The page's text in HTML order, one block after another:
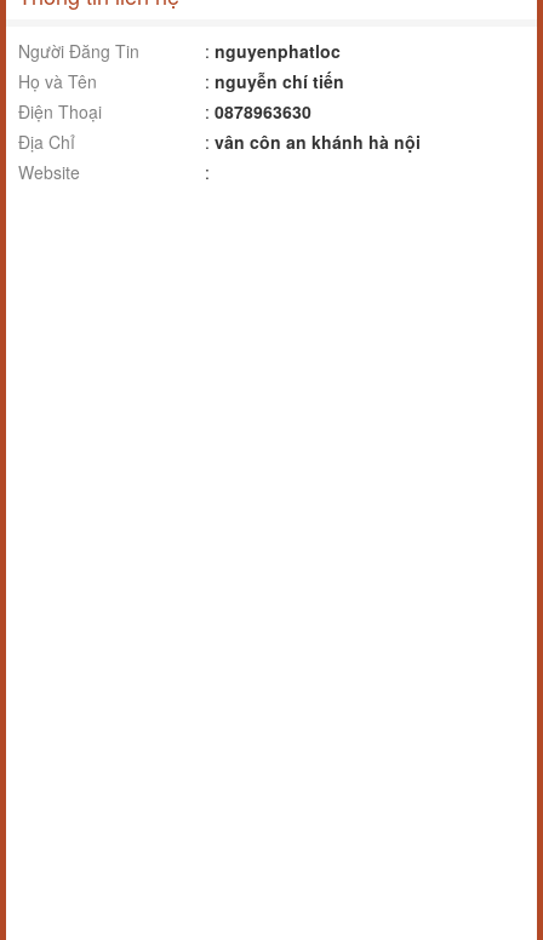
Người Đăng Tin : nguyenphatloc
Họ và Tên
: nguyễn chí tiến
Điện Thoại
: 0878963630
Địa Chỉ
: vân côn an khánh hà nội
Website
: